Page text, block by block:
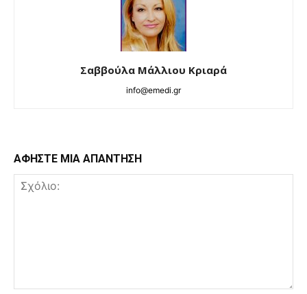
Σαββούλα Μάλλιου Κριαρά
info@emedi.gr
ΑΦΗΣΤΕ ΜΙΑ ΑΠΑΝΤΗΣΗ